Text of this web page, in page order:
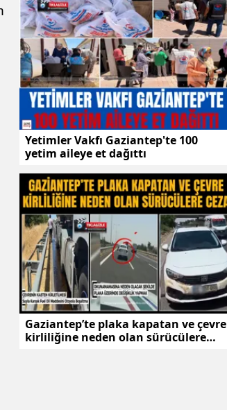
Yetimler Vakfı Gaziantep'te 100
yetim aileye et dağıttı
Gaziantep’te plaka kapatan ve çevre
kirliliğine neden olan sürücülere